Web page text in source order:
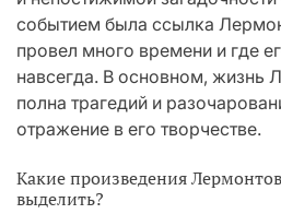
событием была ссылка
провел много времени и где
навсегда. В основном, жизнь
полна трагедий и
отражение в его творчестве.
Какие произведения
выделить?